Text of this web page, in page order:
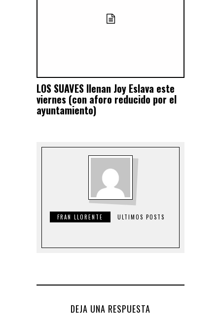
LOS SUAVES llenan Joy Eslava este
viernes (con aforo reducido por el
ayuntamiento)
FRAN LLORENTE ULTIMOS POSTS
DEJA UNA RESPUESTA